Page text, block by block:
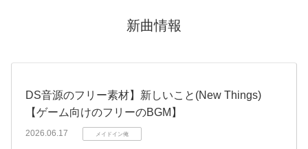
新曲情報
DS音源のフリー素材】新しいこと(New Things)
【ゲーム向けのフリーのBGM】
2026.06.17 メイドイン俺